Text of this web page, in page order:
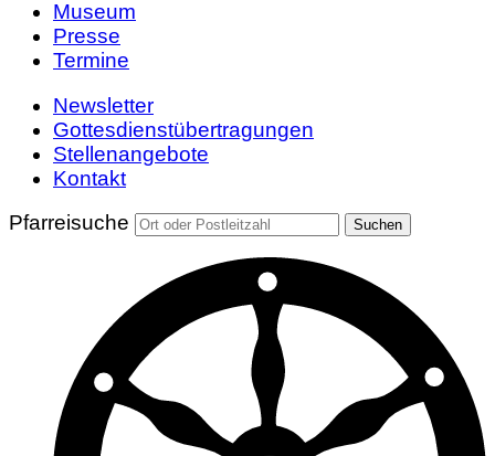
Museum
Presse
Termine
Newsletter
Gottesdienstübertragungen
Stellenangebote
Kontakt
Pfarreisuche
Suchen